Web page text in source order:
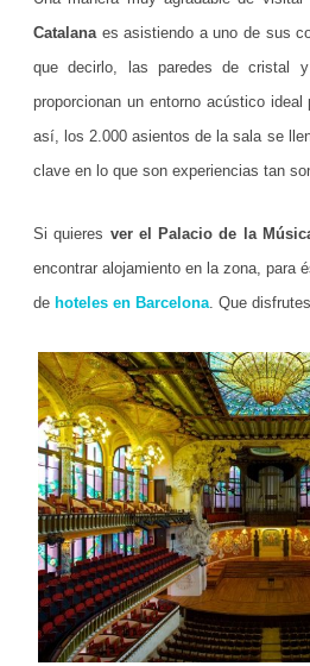
Catalanaes asistiendo a uno de sus
que decirlo, las paredes de cristal
proporcionan un entorno acústico
así, los 2.000 asientos de la sala se
clave en lo que son experiencias tan
Si quieres ver el Palacio de la
encontrar alojamiento en la zona, para
de hoteles en Barcelona. Que